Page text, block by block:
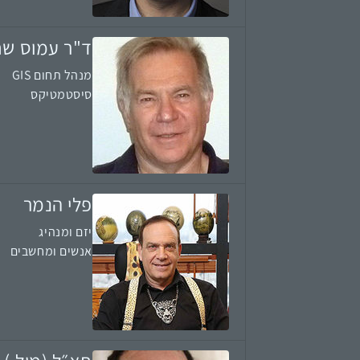
ד"ר עמוס
מנהל תחום GIS
סיסטמטיקס
פלי הנמר
יזם ומנהיג
אנשים ומחשבים